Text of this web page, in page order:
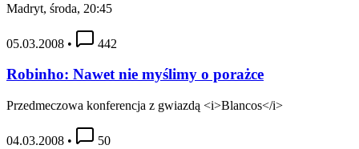
Madryt, środa, 20:45
05.03.2008 • 442
Robinho: Nawet nie myślimy o porażce
Przedmeczowa konferencja z gwiazdą <i>Blancos</i>
04.03.2008 • 50